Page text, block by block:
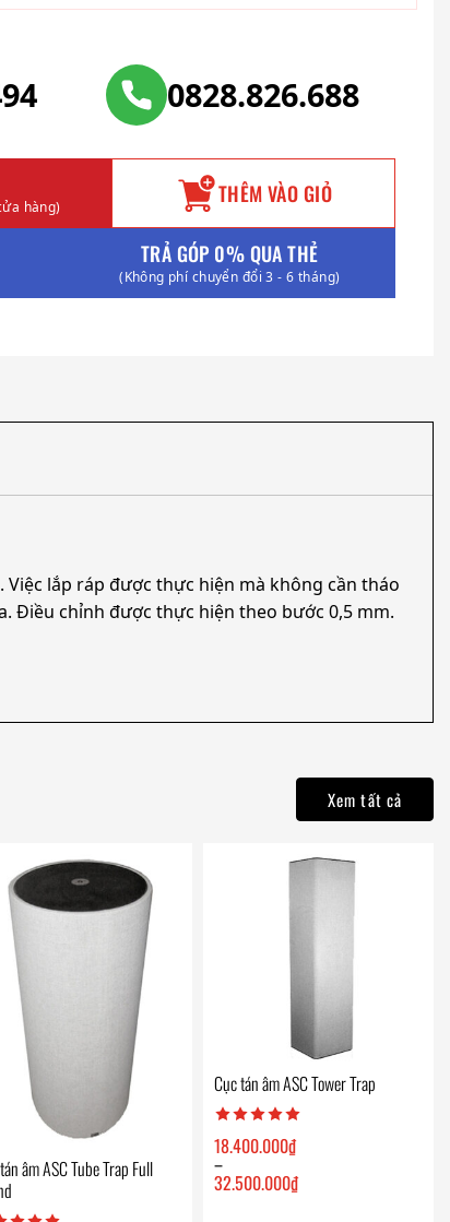
0828.826.688
hàng) THÊM VÀO GIỎ
TRẢ GÓP 0% QUA THẺ
(Không phí chuyển đổi 3 - 6 tháng)
Việc lắp ráp được thực hiện mà không cần tháo
Điều chỉnh được thực hiện theo bước 0,5 mm.
Xem tất cả
âm ASC Tube Trap Full
Cục tán âm ASC Tower Trap
18.400.000₫
–
32.500.000₫